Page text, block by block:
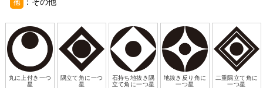
他
丸に上付き一つ
星
隅立て角に一つ
星
石持ち地抜き隅
立て角に一つ星
地抜き反り角に
一つ星
二重隅立て角に
一つ星